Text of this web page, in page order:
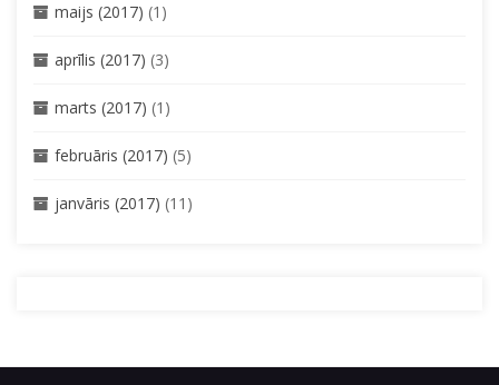
maijs (2017) (1)
aprīlis (2017) (3)
marts (2017) (1)
februāris (2017) (5)
janvāris (2017) (11)